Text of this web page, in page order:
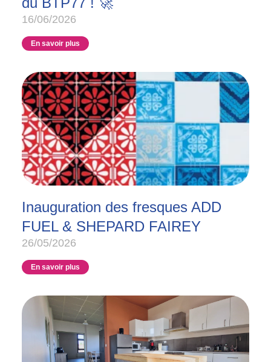
16/06/2026
En savoir plus
Inauguration des fresques ADD
FUEL & SHEPARD FAIREY
26/05/2026
En savoir plus